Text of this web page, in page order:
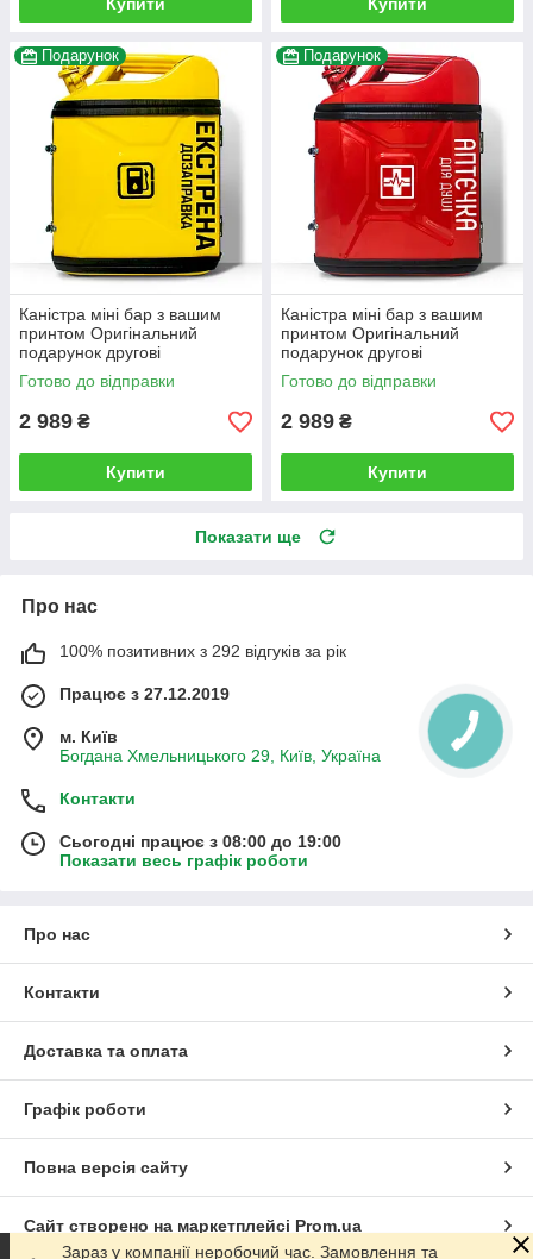
Подарунок
Каністра міні бар з вашим
принтом Оригінальний
подарунок другові
автовласнику автолюбителю
для гаража
Готово до відправки
2 989 ₴
Купити
Подарунок
Каністра міні бар з вашим
принтом Оригінальний
подарунок другові
автовласнику автолюбителю
для гаража
Готово до відправки
2 989 ₴
Купити
Показати ще
Про нас
100% позитивних з 292 відгуків за рік
Працює з 27.12.2019
м. Київ
Богдана Хмельницького 29, Київ, Україна
Контакти
Сьогодні працює з 08:00 до 19:00
Показати весь графік роботи
Про нас
Контакти
Доставка та оплата
Графік роботи
Повна версія сайту
Сайт створено на маркетплейсі Prom.ua
Зараз у компанії неробочий час. Замовлення та